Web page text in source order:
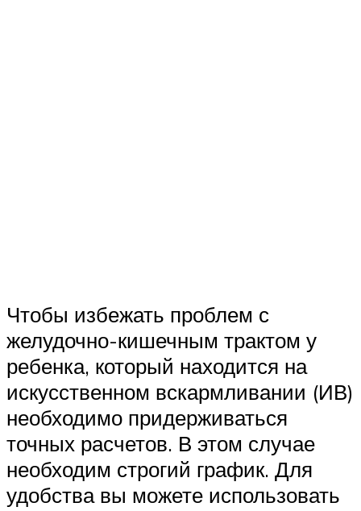
Чтобы избежать проблем с
желудочно-кишечным трактом у
ребенка, который находится на
искусственном вскармливании (ИВ)
необходимо придерживаться
точных расчетов. В этом случае
необходим строгий график. Для
удобства вы можете использовать